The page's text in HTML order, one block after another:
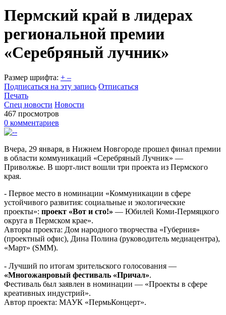
Пермский край в лидерах
региональной премии
«Серебряный лучник»
Размер шрифта: + –
Подписаться на эту запись Отписаться
Печать
Спец новости Новости
467 просмотров
0 комментариев
Вчера, 29 января, в Нижнем Новгороде прошел финал премии
в области коммуникаций «Серебряный Лучник» —
Приволжье. В шорт-лист вошли три проекта из Пермского
края.
- Первое место в номинации «Коммуникации в сфере
устойчивого развития: социальные и экологические
проекты»: проект «Вот и сто!» — Юбилей Коми-Пермяцкого
округа в Пермском крае».
Авторы проекта: Дом народного творчества «Губерния»
(проектный офис), Дина Полина (руководитель медиацентра),
«Март» (SMM).
- Лучший по итогам зрительского голосования —
«Многожанровый фестиваль «Причал».
Фестиваль был заявлен в номинации — «Проекты в сфере
креативных индустрий».
Автор проекта: МАУК «ПермьКонцерт».